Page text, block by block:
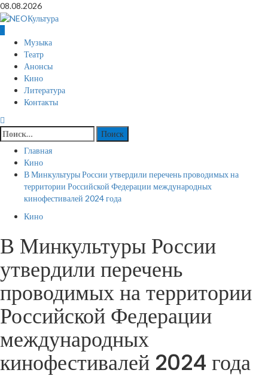
Перейти
к
содержимому
08.08.2026
Основное
меню
Музыка
Театр
Анонсы
Кино
Литература
Контакты
Найти:
Главная
Кино
В Минкультуры России утвердили перечень проводимых на
территории Российской Федерации международных
кинофестивалей 2024 года
Кино
В Минкультуры России
утвердили перечень
проводимых на территории
Российской Федерации
международных
кинофестивалей 2024 года